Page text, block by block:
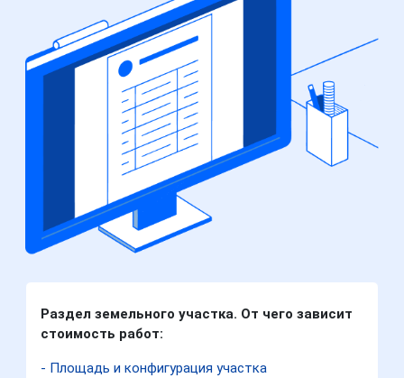
Раздел земельного участка. От чего зависит
стоимость работ:
- Площадь и конфигурация участка